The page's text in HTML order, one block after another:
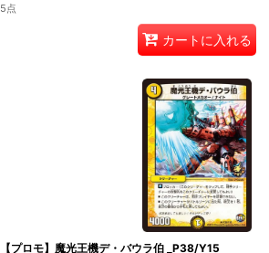
5点
カートに入れる
【プロモ】魔光王機デ・バウラ伯 _P38/Y15